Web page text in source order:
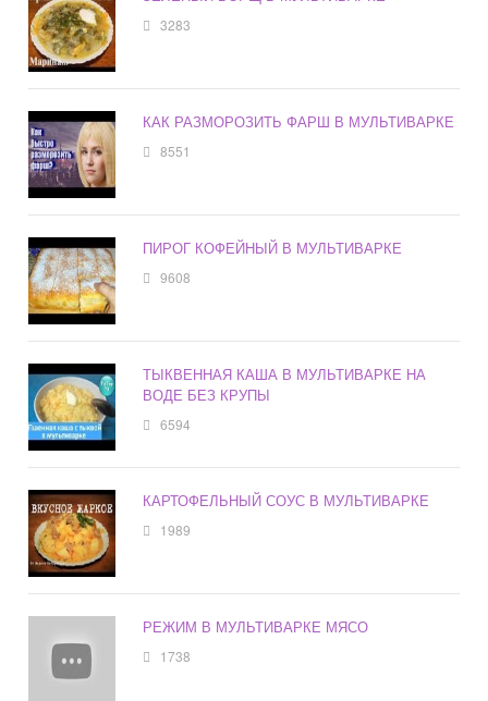
3283
КАК РАЗМОРОЗИТЬ ФАРШ В МУЛЬТИВАРКЕ
8551
ПИРОГ КОФЕЙНЫЙ В МУЛЬТИВАРКЕ
9608
ТЫКВЕННАЯ КАША В МУЛЬТИВАРКЕ НА
ВОДЕ БЕЗ КРУПЫ
6594
КАРТОФЕЛЬНЫЙ СОУС В МУЛЬТИВАРКЕ
1989
РЕЖИМ В МУЛЬТИВАРКЕ МЯСО
1738